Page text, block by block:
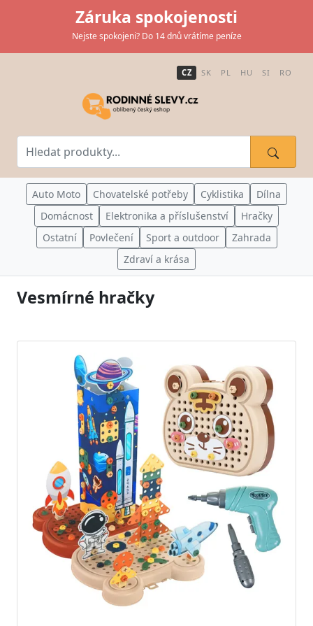
Záruka spokojenosti
Nejste spokojeni? Do 14 dnů vrátíme peníze
CZ SK PL HU SI RO
Auto Moto Chovatelské potřeby Cyklistika
Dílna
Domácnost
Elektronika a příslušenství
Hračky
Ostatní
Povlečení Sport a outdoor
Zahrada
Zdraví a krása
Vesmírné hračky